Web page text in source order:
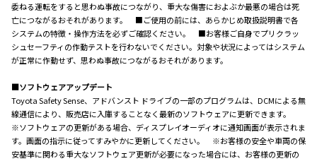
委ねる運転をすると思わぬ事故につながり、重大な傷害におよぶか最悪の場合は死
亡につながるおそれがあります。 ■ご使用の前には、あらかじめ取扱説明書で各
システムの特徴・操作方法を必ずご確認ください。 ■お客様ご自身でプリクラッ
シュセーフティの作動テストを行わないでください。対象や状況によってはシステム
が正常に作動せず、思わぬ事故につながるおそれがあります。
■ソフトウェアアップデート
Toyota Safety Sense、アドバンスト ドライブの一部のプログラムは、DCMによる無
線通信により、販売店に入庫することなく最新のソフトウェアに更新できます。
※ソフトウェアの更新がある場合、ディスプレイオーディオに通知画面が表示されま
す。画面の指示に従ってすみやかに更新してください。 ※お客様の安全や車両の保
安基準に関わる重大なソフトウェア更新が必要になった場合には、お客様の更新の